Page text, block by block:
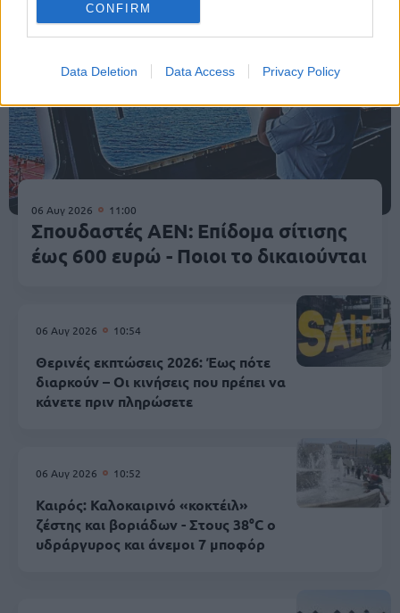
CONFIRM
Data Deletion Data Access Privacy Policy
06 Αυγ 2026 11:00
Σπουδαστές ΑΕΝ: Επίδομα σίτισης
έως 600 ευρώ - Ποιοι το δικαιούνται
06 Αυγ 2026 10:54
Θερινές εκπτώσεις 2026: Έως πότε
διαρκούν – Οι κινήσεις που πρέπει να
κάνετε πριν πληρώσετε
06 Αυγ 2026 10:52
Καιρός: Καλοκαιρινό «κοκτέιλ»
ζέστης και βοριάδων - Στους 38°C ο
υδράργυρος και άνεμοι 7 μποφόρ